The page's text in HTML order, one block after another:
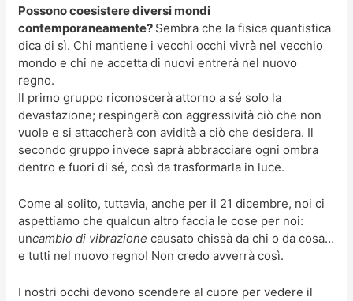
Possono coesistere diversi mondi
contemporaneamente? Sembra che la fisica quantistica
dica di sì. Chi mantiene i vecchi occhi vivrà nel vecchio
mondo e chi ne accetta di nuovi entrerà nel nuovo
regno.
Il primo gruppo riconoscerà attorno a sé solo la
devastazione; respingerà con aggressività ciò che non
vuole e si attaccherà con avidità a ciò che desidera. Il
secondo gruppo invece saprà abbracciare ogni ombra
dentro e fuori di sé, così da trasformarla in luce.
Come al solito, tuttavia, anche per il 21 dicembre, noi ci
aspettiamo che qualcun altro faccia le cose per noi:
uncambio di vibrazionecausato chissà da chi o da cosa…
e tutti nel nuovo regno! Non credo avverrà così.
I nostri occhi devono scendere al cuore per vedere il